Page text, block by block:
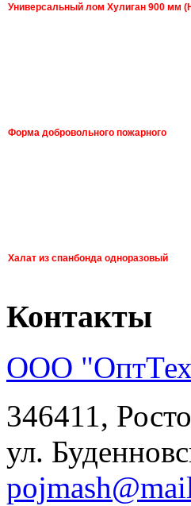
Универсальный лом Хулиган 900 мм
Форма добровольного пожарного
Халат из спанбонда одноразовый
Контакты
ООО
346411,
ул.